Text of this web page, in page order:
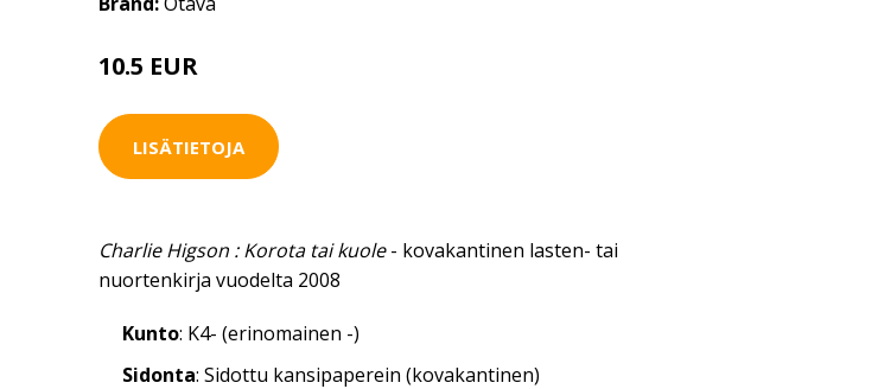
10.5 EUR
LISÄTIETOJA
Charlie Higson : Korota tai kuole- kovakantinen lasten- tai
nuortenkirja vuodelta 2008
Kunto: K4- (erinomainen -)
Sidonta: Sidottu kansipaperein (kovakantinen)